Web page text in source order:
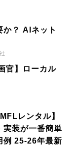
か？ AIネット
官】ローカル
レンタル】
装が一番簡単
例 25-26年最新